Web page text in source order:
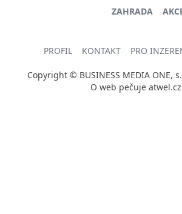
ZAHRADA
PROFIL KONTAKT PRO
Copyright © BUSINESS MEDIA ONE,